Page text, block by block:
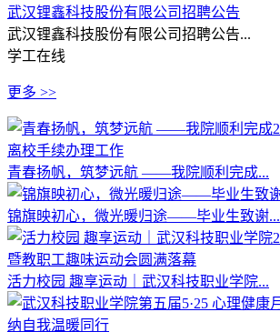
武汉锂鑫科技股份有限公司招聘公告
武汉锂鑫科技股份有限公司招聘公告...
学工在线
更多 >>
青春扬帆，筑梦远航 ——我院顺利完成...
锦旗映初心，微光暖归途——毕业生致谢...
活力校园 趣享运动｜武汉科技职业学院...